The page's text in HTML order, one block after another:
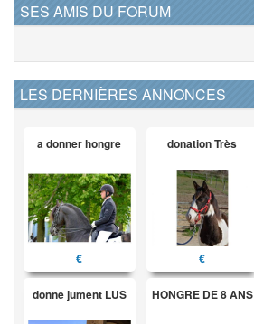
SES AMIS DU FORUM
LES DERNIÈRES ANNONCES
a donner hongre
€
donation Très
€
donne jument LUS HONGRE DE 8 ANS